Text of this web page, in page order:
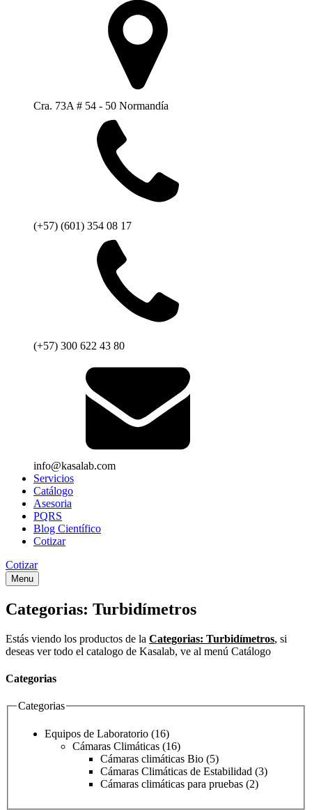
Cra. 73A # 54 - 50 Normandía
(+57) (601) 354 08 17
(+57) 300 622 43 80
info@kasalab.com
Servicios
Catálogo
Asesoria
PQRS
Blog Científico
Cotizar
Cotizar
Menu
Categorias: Turbidímetros
Estás viendo los productos de la Categorias: Turbidímetros, si
deseas ver todo el catalogo de Kasalab, ve al menú Catálogo
Categorias
Categorias
Equipos de Laboratorio (16)
Cámaras Climáticas (16)
Cámaras climáticas Bio (5)
Cámaras Climáticas de Estabilidad (3)
Cámaras climáticas para pruebas (2)